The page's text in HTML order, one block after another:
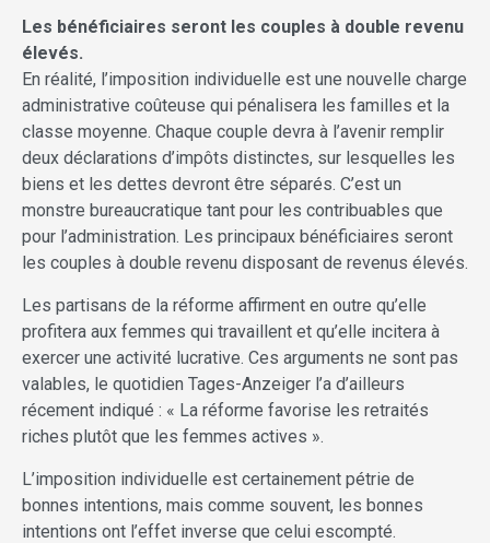
Les bénéficiaires seront les couples à double revenu
élevés.
En réalité, l’imposition individuelle est une nouvelle charge
administrative coûteuse qui pénalisera les familles et la
classe moyenne. Chaque couple devra à l’avenir remplir
deux déclarations d’impôts distinctes, sur lesquelles les
biens et les dettes devront être séparés. C’est un
monstre bureaucratique tant pour les contribuables que
pour l’administration. Les principaux bénéficiaires seront
les couples à double revenu disposant de revenus élevés.
Les partisans de la réforme affirment en outre qu’elle
profitera aux femmes qui travaillent et qu’elle incitera à
exercer une activité lucrative. Ces arguments ne sont pas
valables, le quotidien Tages-Anzeiger l’a d’ailleurs
récement indiqué : « La réforme favorise les retraités
riches plutôt que les femmes actives ».
L’imposition individuelle est certainement pétrie de
bonnes intentions, mais comme souvent, les bonnes
intentions ont l’effet inverse que celui escompté.